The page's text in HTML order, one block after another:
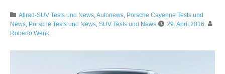
Allrad-SUV Tests und News,Autonews, Porsche Cayenne Tests und
News, Porsche Tests und News, SUV Tests und News
29. April 2016
Roberto Wenk